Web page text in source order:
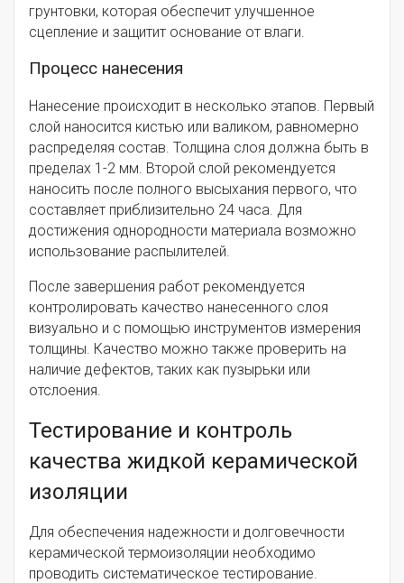
грунтовки, которая обеспечит улучшенное
сцепление и защитит основание от влаги.
Процесс нанесения
Нанесение происходит в несколько этапов. Первый
слой наносится кистью или валиком, равномерно
распределяя состав. Толщина слоя должна быть в
пределах 1-2 мм. Второй слой рекомендуется
наносить после полного высыхания первого, что
составляет приблизительно 24 часа. Для
достижения однородности материала возможно
использование распылителей.
После завершения работ рекомендуется
контролировать качество нанесенного слоя
визуально и с помощью инструментов измерения
толщины. Качество можно также проверить на
наличие дефектов, таких как пузырьки или
отслоения.
Тестирование и контроль
качества жидкой керамической
изоляции
Для обеспечения надежности и долговечности
керамической термоизоляции необходимо
проводить систематическое тестирование.